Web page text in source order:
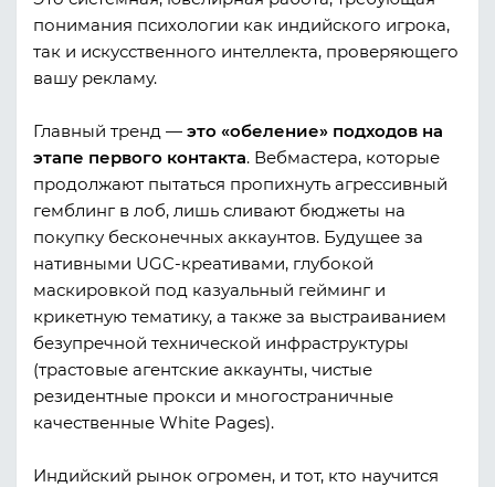
понимания психологии как индийского игрока,
так и искусственного интеллекта, проверяющего
вашу рекламу.
Главный тренд — это «обеление» подходов на
этапе первого контакта. Вебмастера, которые
продолжают пытаться пропихнуть агрессивный
гемблинг в лоб, лишь сливают бюджеты на
покупку бесконечных аккаунтов. Будущее за
нативными UGC-креативами, глубокой
маскировкой под казуальный гейминг и
крикетную тематику, а также за выстраиванием
безупречной технической инфраструктуры
(трастовые агентские аккаунты, чистые
резидентные прокси и многостраничные
качественные White Pages).
Индийский рынок огромен, и тот, кто научится